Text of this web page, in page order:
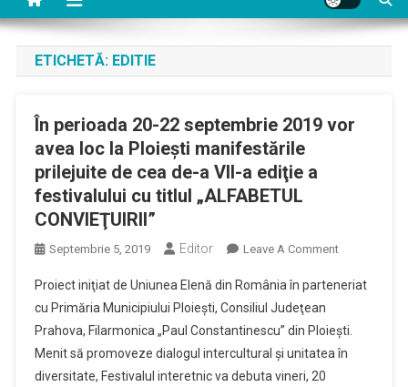
ETICHETĂ: EDITIE
În perioada 20-22 septembrie 2019 vor
avea loc la Ploieşti manifestările
prilejuite de cea de-a VII-a ediţie a
festivalului cu titlul „ALFABETUL
CONVIEŢUIRII”
Septembrie 5, 2019 Editor Leave A CommentOn
Perioada
22
Septembrie
Proiect iniţiat de Uniunea Elenă din România în parteneriat
cu Primăria Municipiului Ploieşti, Consiliul Judeţean
Prahova, Filarmonica „Paul Constantinescu” din Ploieşti.
Menit să promoveze dialogul intercultural şi unitatea în
diversitate, Festivalul interetnic va debuta vineri, 20